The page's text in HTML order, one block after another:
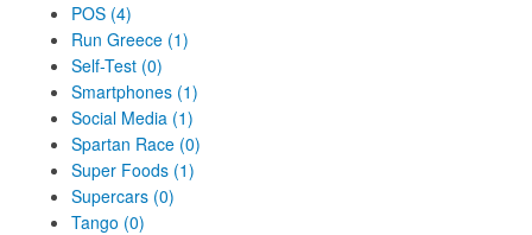
POS (4)
Run Greece (1)
Self-Test (0)
Smartphones (1)
Social Media (1)
Spartan Race (0)
Super Foods (1)
Supercars (0)
Tango (0)